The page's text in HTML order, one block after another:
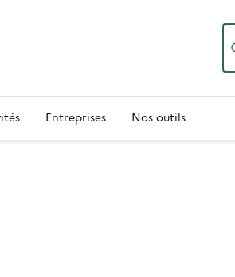
Entreprises Nos outils